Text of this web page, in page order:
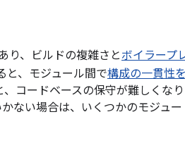
り、ビルドの複雑さと ボイラープ
と、モジュール間で構成の一貫性を
コードベースの保守が難しくなり
ない場合は、いくつかのモジュー